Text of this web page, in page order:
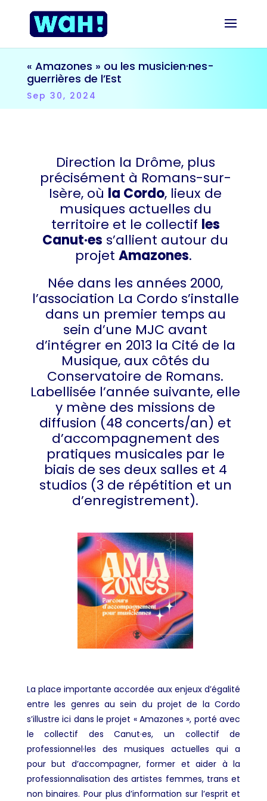
« Amazones » ou les musicien·nes-
guerrières de l’Est
Sep 30, 2024
Direction la Drôme, plus
précisément à Romans-sur-
Isère, où la Cordo, lieux de
musiques actuelles du
territoire et le collectif les
Canut·es s’allient autour du
projet Amazones.
Née dans les années 2000,
l’association La Cordo s’installe
dans un premier temps au
sein d’une MJC avant
d’intégrer en 2013 la Cité de la
Musique, aux côtés du
Conservatoire de Romans.
Labellisée l’année suivante, elle
y mène des missions de
diffusion (48 concerts/an) et
d’accompagnement des
pratiques musicales par le
biais de ses deux salles et 4
studios (3 de répétition et un
d’enregistrement).
La place importante accordée aux enjeux d’égalité
entre les genres au sein du projet de la Cordo
s’illustre ici dans le projet « Amazones », porté avec
le collectif des Canut·es, un collectif de
professionnel·les des musiques actuelles qui a
pour but d’accompagner, former et aider à la
professionnalisation des artistes femmes, trans et
non binaires. Pour plus d’information sur l’esprit et